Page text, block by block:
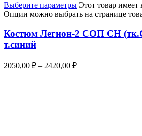
Выберите параметры Этот товар имеет
Опции можно выбрать на странице
Костюм Легион-2 СОП CH
т.синий
2050,00 ₽ – 2420,00 ₽